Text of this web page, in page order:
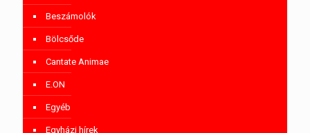
Beszámolók
Bölcsőde
Cantate Animae
E.ON
Egyéb
Egyházi hírek